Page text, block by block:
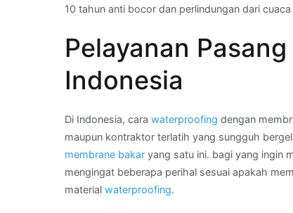
22-
44
What
Kami
:
harga
asphal
bakar
10 tahun anti bocor dan perlindungan dari
Pelayanan
Indonesia
Di Indonesia, cara waterproofing dengan
maupun kontraktor terlatih yang sungguh
membrane bakar yang satu ini. bagi yang ingin
mengingat beberapa perihal sesuai apakah
material waterproofing.